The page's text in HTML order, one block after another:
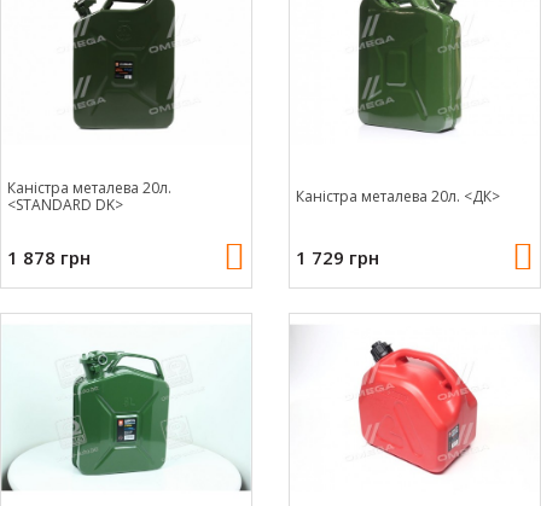
Каністра металева 20л.
<STANDARD DK>
1 878 грн
Каністра металева 20л. <ДК>
1 729 грн